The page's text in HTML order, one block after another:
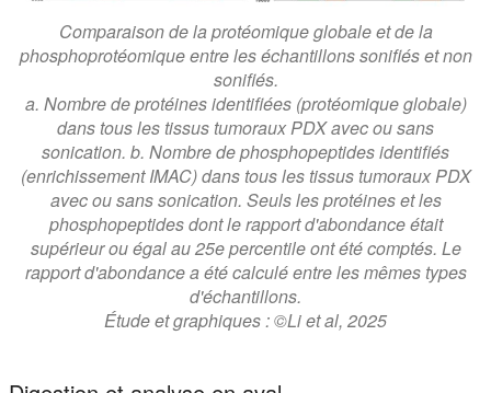
Comparaison de la protéomique globale et de la
phosphoprotéomique entre les échantillons sonifiés et non
sonifiés.
a. Nombre de protéines identifiées (protéomique globale)
dans tous les tissus tumoraux PDX avec ou sans
sonication. b. Nombre de phosphopeptides identifiés
(enrichissement IMAC) dans tous les tissus tumoraux PDX
avec ou sans sonication. Seuls les protéines et les
phosphopeptides dont le rapport d'abondance était
supérieur ou égal au 25e percentile ont été comptés. Le
rapport d'abondance a été calculé entre les mêmes types
d'échantillons.
Étude et graphiques : ©Li et al, 2025